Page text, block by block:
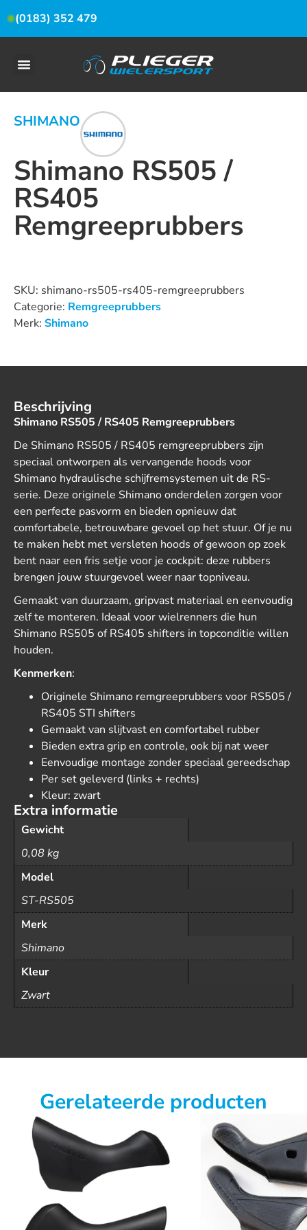
(0183) 352 479
SHIMANO
Shimano RS505 /
RS405
Remgreeprubbers
SKU: shimano-rs505-rs405-remgreeprubbers
Categorie: Remgreeprubbers
Merk: Shimano
Beschrijving
Shimano RS505 / RS405 Remgreeprubbers
De Shimano RS505 / RS405 remgreeprubbers zijn
speciaal ontworpen als vervangende hoods voor
Shimano hydraulische schijfremsystemen uit de RS-
serie. Deze originele Shimano onderdelen zorgen voor
een perfecte pasvorm en bieden opnieuw dat
comfortabele, betrouwbare gevoel op het stuur. Of je nu
te maken hebt met versleten hoods of gewoon op zoek
bent naar een fris setje voor je cockpit: deze rubbers
brengen jouw stuurgevoel weer naar topniveau.
Gemaakt van duurzaam, gripvast materiaal en eenvoudig
zelf te monteren. Ideaal voor wielrenners die hun
Shimano RS505 of RS405 shifters in topconditie willen
houden.
Kenmerken:
Originele Shimano remgreeprubbers voor RS505 /
RS405 STI shifters
Gemaakt van slijtvast en comfortabel rubber
Bieden extra grip en controle, ook bij nat weer
Eenvoudige montage zonder speciaal gereedschap
Per set geleverd (links + rechts)
Kleur: zwart
Extra informatie
Gewicht
0,08 kg
Model
ST-RS505
Merk
Shimano
Kleur
Zwart
Gerelateerde producten